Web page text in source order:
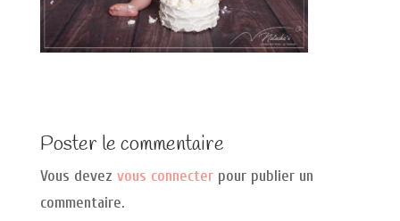
Poster le commentaire
Vous devez vous connecterpour publier un
commentaire.